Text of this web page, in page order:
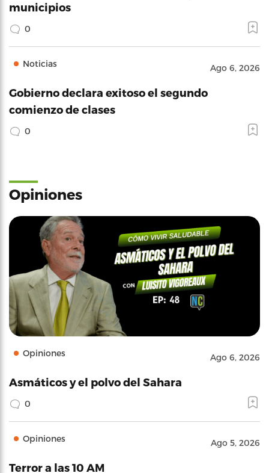
municipios
0
Noticias Ago 6, 2026
Gobierno declara exitoso el segundo
comienzo de clases
0
Opiniones
Opiniones Ago 6, 2026
Asmáticos y el polvo del Sahara
0
Opiniones Ago 5, 2026
Terror a las 10 AM